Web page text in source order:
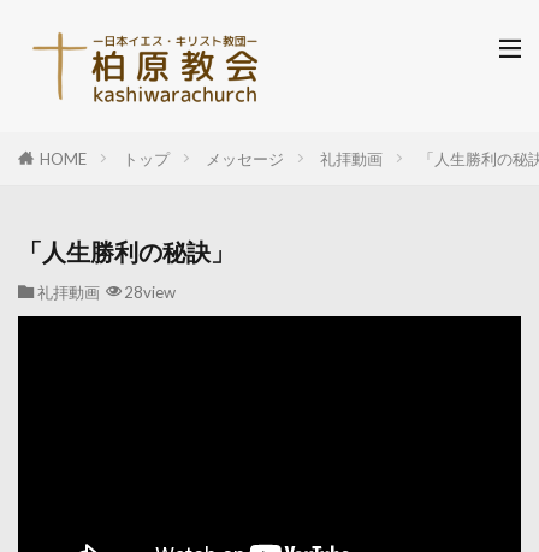
HOME トップ メッセージ 礼拝動画 「人生勝利の秘
「人生勝利の秘訣」
礼拝動画 28view